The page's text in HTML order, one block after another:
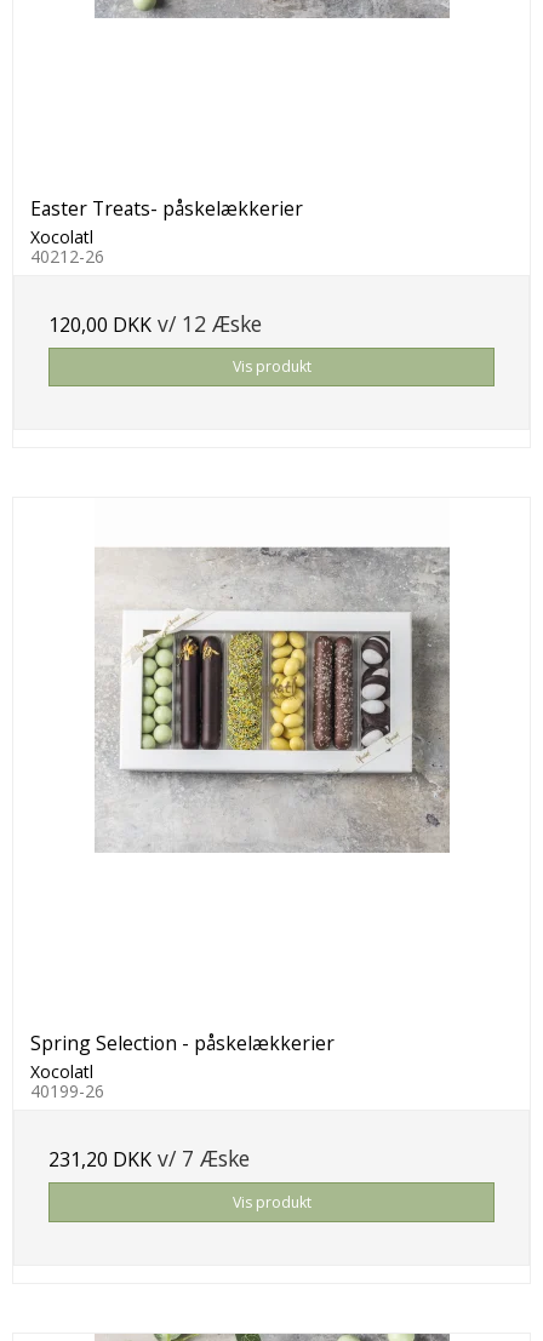
Easter Treats- påskelækkerier
Xocolatl
40212-26
120,00 DKK v/ 12 Æske
Vis produkt
Spring Selection - påskelækkerier
Xocolatl
40199-26
231,20 DKK v/ 7 Æske
Vis produkt